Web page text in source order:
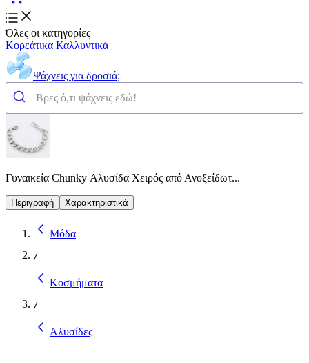
Όλες οι κατηγορίες
Κορεάτικα Καλλυντικά
Ψάχνεις για δροσιά;
Γυναικεία Chunky Αλυσίδα Χειρός από Ανοξείδωτ...
Περιγραφή Χαρακτηριστικά
Μόδα
/
Κοσμήματα
/
Αλυσίδες